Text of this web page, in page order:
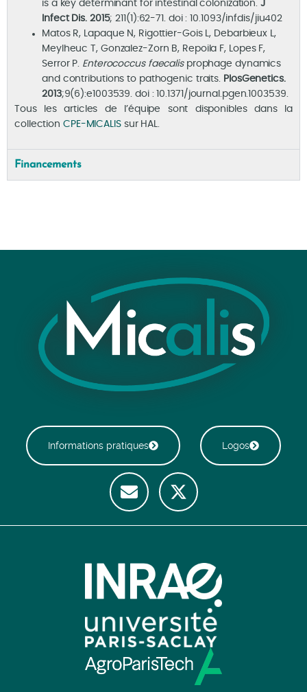
is a key determinant for intestinal colonization. J
Infect Dis. 2015; 211(1):62-71. doi : 10.1093/infdis/jiu402
Matos R, Lapaque N, Rigottier-Gois L, Debarbieux L,
Meylheuc T, Gonzalez-Zorn B, Repoila F, Lopes F,
Serror P. Enterococcus faecalisprophage dynamics
and contributions to pathogenic traits. PlosGenetics.
2013;9(6):e1003539. doi : 10.1371/journal.pgen.1003539.
Tous les articles de l’équipe sont disponibles dans la
collection CPE-MICALISsur HAL.
Financements
Informations pratiques Logos